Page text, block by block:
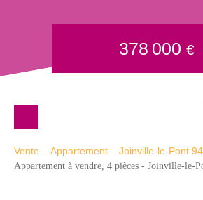
378 000 €
Vente Appartement
Joinville-le-Pont
Appartement à vendre, 4 pièces - Joinville-le-